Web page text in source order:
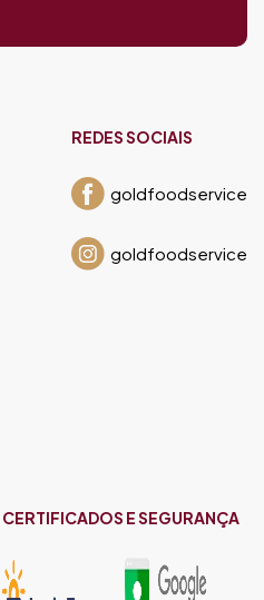
REDES SOCIAIS
goldfoodservice
goldfoodservice
CERTIFICADOS E SEGURANÇA